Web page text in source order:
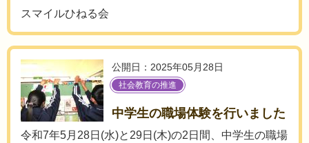
スマイルひねる会
公開日：2025年05月28日
社会教育の推進
中学生の職場体験を行いました
令和7年5月28日(水)と29日(木)の2日間、中学生の職場